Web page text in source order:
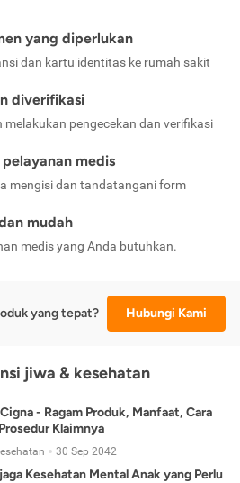
yang diperlukan
dan kartu identitas ke rumah sakit
diverifikasi
melakukan pengecekan dan verifikasi
medis
mengisi dan tandatangani form
mudah
medis yang Anda butuhkan.
yang tepat? Hubungi Kami
jiwa & kesehatan
- Ragam Produk, Manfaat, Cara
Klaimnya
30 Sep 2042
Kesehatan Mental Anak yang Perlu